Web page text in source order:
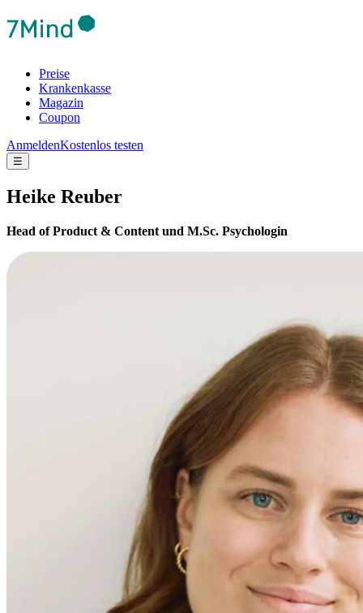
Preise
Krankenkasse
Magazin
Coupon
AnmeldenKostenlos testen
☰
Heike Reuber
Head of Product & Content und M.Sc. Psychologin